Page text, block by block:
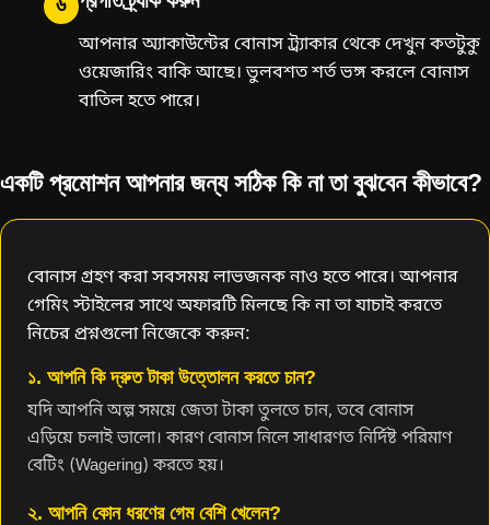
৬
আপনার অ্যাকাউন্টের বোনাস ট্র্যাকার থেকে দেখুন কতটুকু
ওয়েজারিং বাকি আছে। ভুলবশত শর্ত ভঙ্গ করলে বোনাস
বাতিল হতে পারে।
একটি প্রমোশন আপনার জন্য সঠিক কি না তা বুঝবেন কীভাবে?
বোনাস গ্রহণ করা সবসময় লাভজনক নাও হতে পারে। আপনার
গেমিং স্টাইলের সাথে অফারটি মিলছে কি না তা যাচাই করতে
নিচের প্রশ্নগুলো নিজেকে করুন:
১. আপনি কি দ্রুত টাকা উত্তোলন করতে চান?
যদি আপনি অল্প সময়ে জেতা টাকা তুলতে চান, তবে বোনাস
এড়িয়ে চলাই ভালো। কারণ বোনাস নিলে সাধারণত নির্দিষ্ট পরিমাণ
বেটিং (Wagering) করতে হয়।
২. আপনি কোন ধরণের গেম বেশি খেলেন?